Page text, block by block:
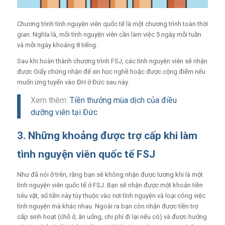
Chương trình tình nguyện viên quốc tế là một chương trình toàn thời
gian. Nghĩa là, mỗi tình nguyện viên cần làm việc 5 ngày mỗi tuần
và mỗi ngày khoảng 8 tiếng.
Sau khi hoàn thành chương trình FSJ, các tình nguyện viên sẽ nhận
được Giấy chứng nhận để xin học nghề hoặc được cộng điểm nếu
muốn ứng tuyển vào ĐH ở Đức sau này.
Xem thêm: Tiền thưởng mùa dịch của điều
dưỡng viên tại Đức
3. Những khoảng được trợ cấp khi làm
tình nguyện viên quốc tế FSJ
Như đã nói ở trên, rằng bạn sẽ không nhận được lương khi là một
tình nguyện viên quốc tế ở FSJ. Bạn sẽ nhận được một khoản tiền
tiêu vặt, số tiền này tùy thuộc vào nơi tình nguyện và loại công việc
tình nguyện mà khác nhau. Ngoài ra bạn còn nhận được tiền trợ
cấp sinh hoạt (chỗ ở, ăn uống, chi phí đi lại nếu có) và được hưởng